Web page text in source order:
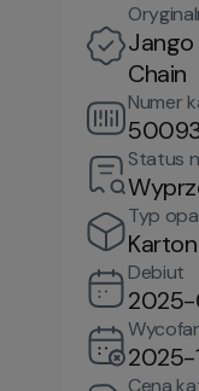
Chain
Numer
Status
Typ
Debiut
2025-
Cena